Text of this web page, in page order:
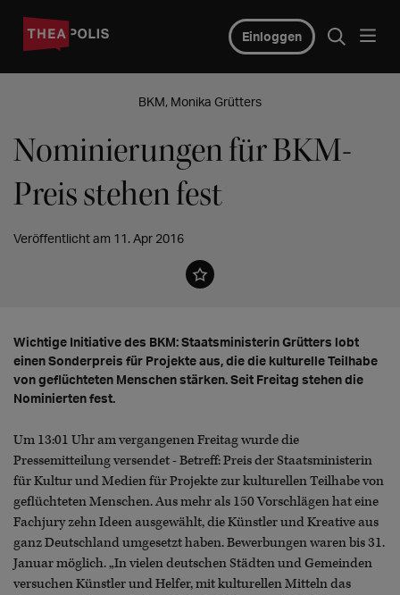
Einloggen
BKM, Monika Grütters
Nominierungen für BKM-
Preis stehen fest
Veröffentlicht am 11. Apr 2016
Wichtige Initiative des BKM: Staatsministerin Grütters lobt
einen Sonderpreis für Projekte aus, die die kulturelle Teilhabe
von geflüchteten Menschen stärken. Seit Freitag stehen die
Nominierten fest.
Um 13:01 Uhr am vergangenen Freitag wurde die
Pressemitteilung versendet - Betreff: Preis der Staatsministerin
für Kultur und Medien für Projekte zur kulturellen Teilhabe von
geflüchteten Menschen. Aus mehr als 150 Vorschlägen hat eine
Fachjury zehn Ideen ausgewählt, die Künstler und Kreative aus
ganz Deutschland umgesetzt haben. Bewerbungen waren bis 31.
Januar möglich. „In vielen deutschen Städten und Gemeinden
versuchen Künstler und Helfer, mit kulturellen Mitteln das